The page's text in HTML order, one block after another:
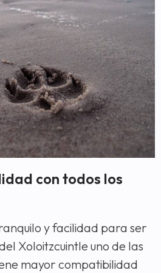
con todos los
y facilidad para ser
Xoloitzcuintle uno de las
mayor compatibilidad